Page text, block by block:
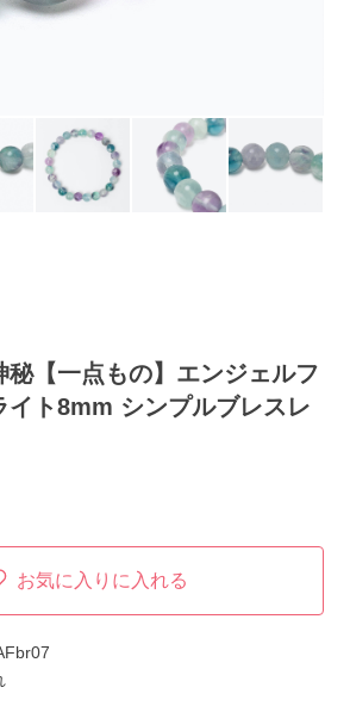
秘【一点もの】エンジェルフ
イト8mm シンプルブレスレ
お気に入りに入れる